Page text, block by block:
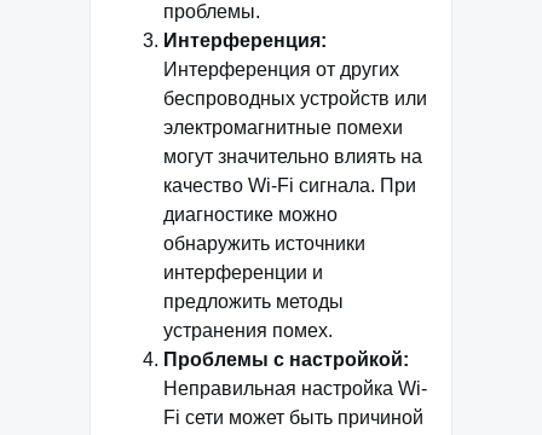
проблемы.
Интерференция:
Интерференция от других
беспроводных устройств или
электромагнитные помехи
могут значительно влиять на
качество Wi-Fi сигнала. При
диагностике можно
обнаружить источники
интерференции и
предложить методы
устранения помех.
Проблемы с настройкой:
Неправильная настройка Wi-
Fi сети может быть причиной